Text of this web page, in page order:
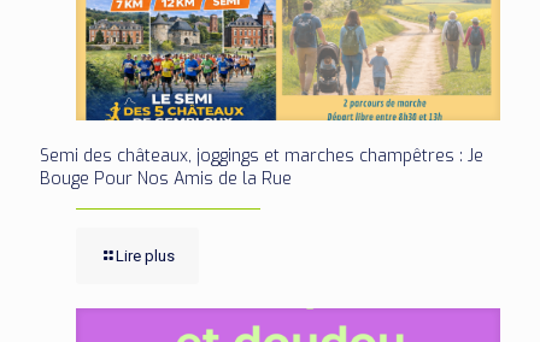
Semi des châteaux, joggings et marches champêtres : Je
Bouge Pour Nos Amis de la Rue
Lire plus